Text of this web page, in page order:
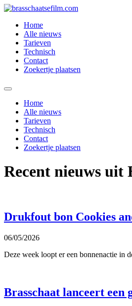
Spring
inhoud
Home
Alle nieuws
Tarieven
Technisch
Contact
Zoekertje plaatsen
Home
Alle nieuws
Tarieven
Technisch
Contact
Zoekertje plaatsen
Recent nieuws uit
Drukfout bon Cookies
06/05/2026
Deze week loopt er een bonnenactie in
Brasschaat lanceert